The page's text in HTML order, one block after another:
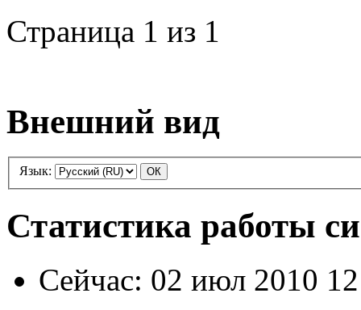
Страница 1 из 1
Внешний вид
Язык:
Статистика работы
Сейчас: 02 июл 2010